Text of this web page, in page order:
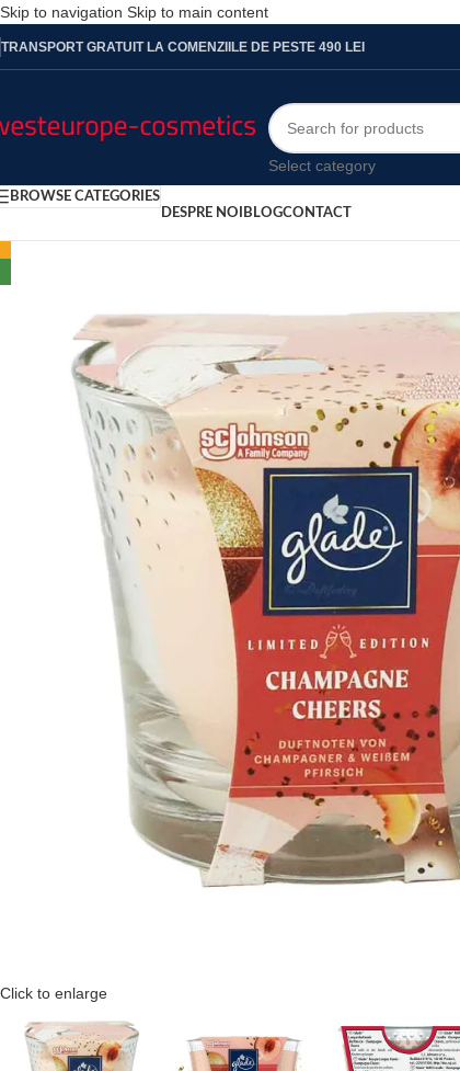
Skip to navigation Skip to main content
TRANSPORT GRATUIT LA COMENZIILE DE PESTE 490 LEI
Select category
BROWSE CATEGORIES
DESPRE NOI BLOGCONTACT
-24%
Click to enlarge